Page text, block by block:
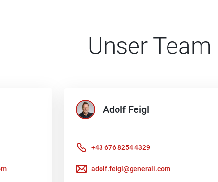
Unser Team
Adolf Feigl
+43 676 8254 4329
adolf.feigl@generali.com